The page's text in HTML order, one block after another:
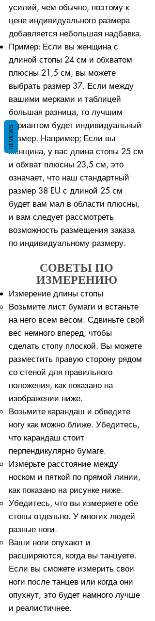
усилий, чем обычно, поэтому к
цене индивидуального размера
добавляется небольшая надбавка.
Пример: Если вы женщина с
длиной стопы 24 см и обхватом
плюсны 21,5 см, вы можете
выбрать размер 37. Если между
вашими мерками и таблицей
большая разница, то лучшим
вариантом будет индивидуальный
размер. Например; Если вы
женщина, у вас длина стопы 25 см
и обхват плюсны 23,5 см, это
означает, что наш стандартный
размер 38 EU с длиной 25 см
будет вам мал в области плюсны,
и вам следует рассмотреть
возможность размещения заказа
по индивидуальному размеру.
СОВЕТЫ ПО
ИЗМЕРЕНИЮ
Измерение длины стопы
Возьмите лист бумаги и встаньте
на него всем весом. ​Сдвиньте свой
вес немного вперед, чтобы
сделать стопу плоской. Вы можете
разместить правую сторону рядом
со стеной для правильного
положения, как показано на
изображении ниже.
Возьмите карандаш и обведите
ногу как можно ближе. Убедитесь,
что карандаш стоит
перпендикулярно бумаге.
Измерьте расстояние между
носком и пяткой по прямой линии,
как показано на рисунке ниже.
Убедитесь, что вы измеряете обе
стопы отдельно. У многих людей
разные ноги.
Ваши ноги опухают и
расширяются, когда вы танцуете.
Если вы сможете измерить свои
ноги после танцев или когда они
опухнут, это будет намного лучше
и реалистичнее.
REVIEWS